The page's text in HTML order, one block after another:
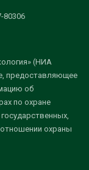
80306
(НИА
предоставляющее
об
по охране
охраны